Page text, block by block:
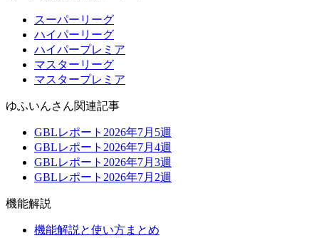
スーパーリーグ
ハイパーリーグ
ハイパープレミア
マスターリーグ
マスタープレミア
ゆふいんさん関連記事
GBLレポート2026年7月5週
GBLレポート2026年7月4週
GBLレポート2026年7月3週
GBLレポート2026年7月2週
機能解説
機能解説と使い方まとめ